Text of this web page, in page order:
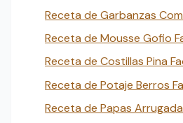
Receta de Garbanzas
Receta de Mousse Gofio
Receta de Costillas Pina
Receta de Potaje Berros
Receta de Papas